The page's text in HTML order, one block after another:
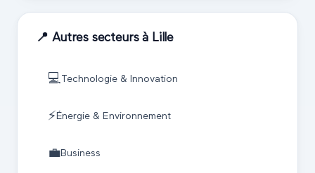
📍 Autres secteurs à Lille
💻 Technologie & Innovation
⚡ Énergie & Environnement
💼Business